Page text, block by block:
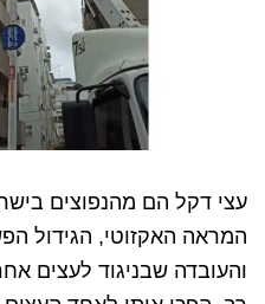
עצי דקל הם מהנפוצים
המראה האקזוטי, הגידול
והעובדה שבניגוד לעצים